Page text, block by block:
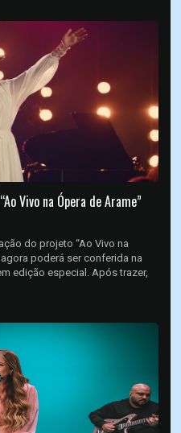
Vivo na Ópera de Arame”
do projeto “Ao Vivo na
poderá ser conferida na
edição especial. Após trazer,